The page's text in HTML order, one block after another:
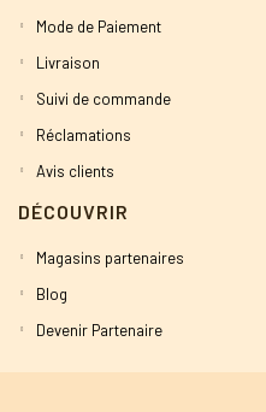
Mode de Paiement
Livraison
Suivi de commande
Réclamations
Avis clients
DÉCOUVRIR
Magasins partenaires
Blog
Devenir Partenaire